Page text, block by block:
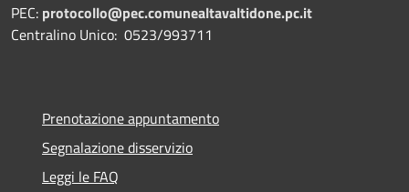
PEC: protocollo@pec.comunealtavaltidone.pc.it
Centralino Unico: 0523/993711
Prenotazione appuntamento
Segnalazione disservizio
Leggi le FAQ